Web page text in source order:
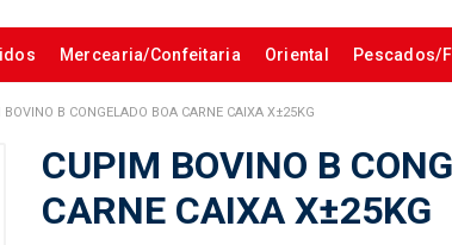
Mercearia/Confeitaria Oriental Pescados/
B CONGELADO BOA CARNE CAIXA X±25KG
CUPIM BOVINO B
CARNE CAIXA X±25KG